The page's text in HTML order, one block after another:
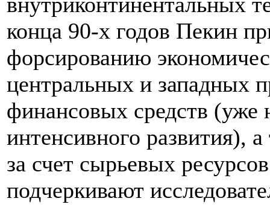
конца 90-х годов Пекин
форсированию
центральных и западных
финансовых средств (уже
интенсивного развития),
за счет сырьевых
подчеркивают